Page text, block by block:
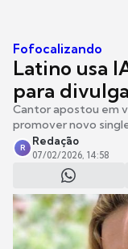
Fofocalizando
Latino usa
para
Cantor apostou em
promover novo
R
Redação
07/02/2026, 14:58